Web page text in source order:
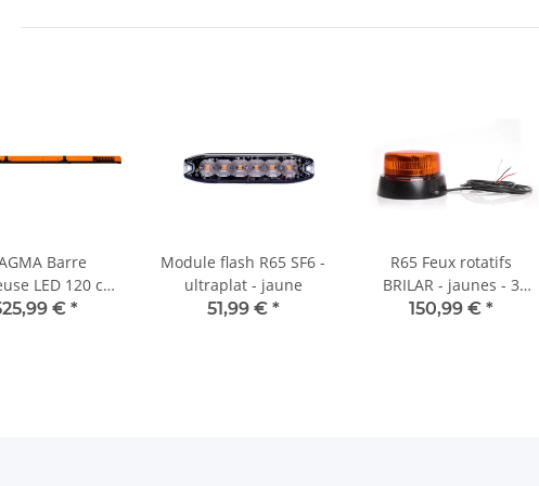
Barre
LED 120 cm
- Jaune€ *
Module flash R65 SF6 -
ultraplat - jaune
51,99 € *
R65 Feux rotatifs
BRILAR - jaunes - 3
points
150,99 € *